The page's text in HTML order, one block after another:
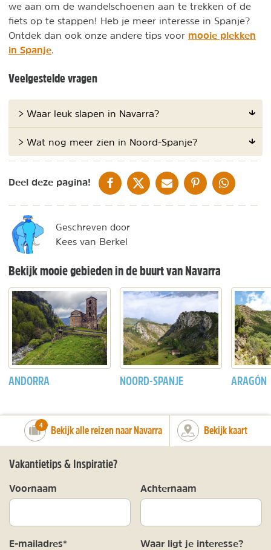
we aan om de wandelschoenen aan te trekken of de
fiets op te stappen! Heb je meer interesse in Spanje?
Ontdek dan ook onze andere tips voor mooie plekken
in Spanje
Veelgestelde vragen
> Waar leuk slapen in Navarra?
> Wat nog meer zien in Noord-Spanje?
Deel deze pagina! DELEN OP FACEBOOK
DELEN OP XDELEN VIA DE MAIL
DELEN OP PINTEREST
DELEN OP
Geschreven door
Kees van Berkel
Bekijk mooie gebieden in de buurt van Navarra
ANDORRA NOORD-SPANJE ARAGÓN
number_of_trips:
4 Bekijk alle reizen naar Navarra Bekijk kaart
Vakantietips & Inspiratie?
Voornaam Achternaam
E-mailadres* Waar ligt je interesse?